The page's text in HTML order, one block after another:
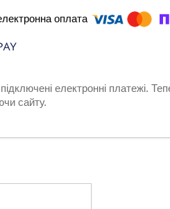
електронні платежі.
сайту.